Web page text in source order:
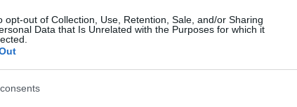
opt-out of Collection, Use, Retention, Sale, and/or Sharing
Data that Is Unrelated with the Purposes for which it
tomegkozlekedes autobusz buszteszt nabi nabisirius